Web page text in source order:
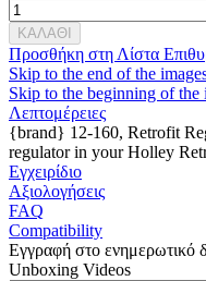
ΚΑΛΑΘΙ
Προσθήκη στη Λίστα
Skip to the end of the
Skip to the beginning of the
Λεπτομέρειες
{brand} 12-160, Retrofit
regulator in your Holley
Εγχειρίδιο
Αξιολογήσεις
FAQ
Compatibility
Εγγραφή στο ενημερωτικό
Unboxing Videos